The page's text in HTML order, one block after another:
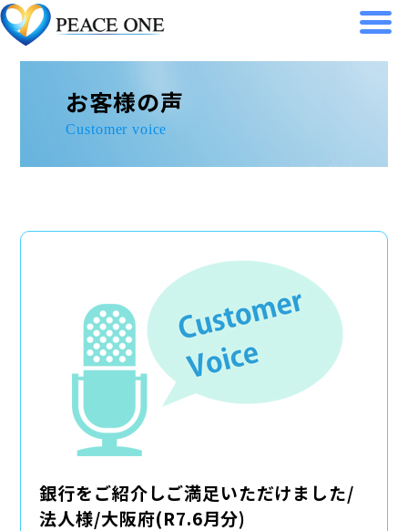
Skip
to
お客様の声
Customer voice
銀行をご紹介しご満足いただけました/
法人様/大阪府(R7.6月分)